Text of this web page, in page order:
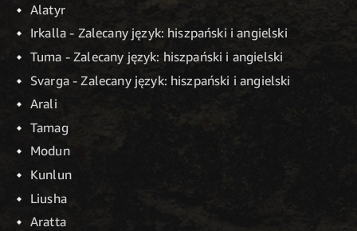
Alatyr
Irkalla - Zalecany język: hiszpański i angielski
Tuma - Zalecany język: hiszpański i angielski
Svarga - Zalecany język: hiszpański i angielski
Arali
Tamag
Modun
Kunlun
Liusha
Aratta